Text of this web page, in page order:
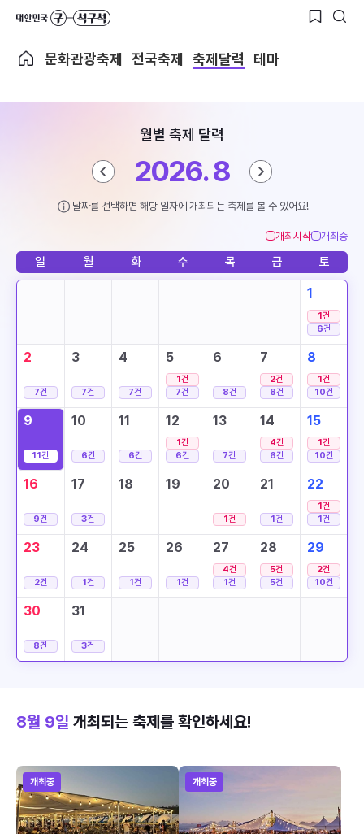
문화관광축제 전국축제 축제달력 테마
월별 축제 달력
2026. 8
날짜를 선택하면 해당 일자에 개최되는 축제를 볼 수 있어요!
개최시작 개최중
일 월 화 수 목 금 토
1
1건
6건
2
7건
3
7건
4
7건
5
1건
7건
6
8건
7
2건
8건
8
1건
10건
9
11건
10
6건
11
6건
12
1건
6건
13
7건
14
4건
6건
15
1건
10건
16
9건
17
3건
18 19 20
1건
21
1건
22
1건
1건
23
2건
24
1건
25
1건
26
1건
27
4건
1건
28
5건
5건
29
2건
10건
30
8건
31
3건
8월 9일 개최되는 축제를 확인하세요!
개최중 개최중